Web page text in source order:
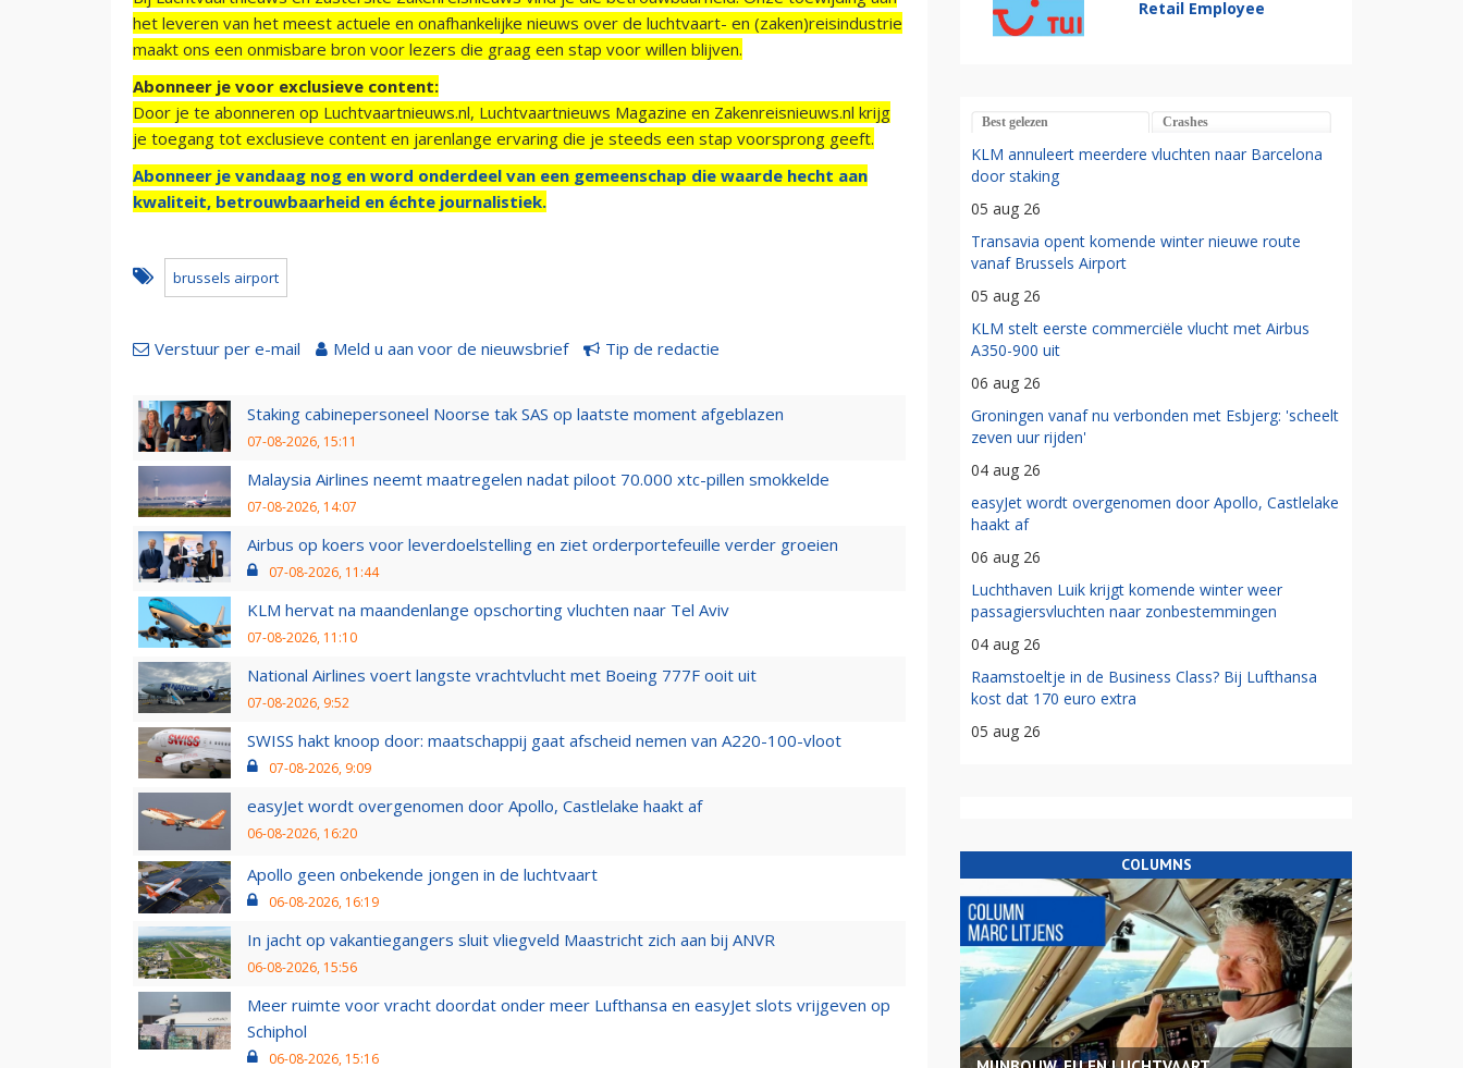
het leveren van het meest actuele en onafhankelijke nieuws over de luchtvaart- en (zaken)reisindustrie
maakt ons een onmisbare bron voor lezers die graag een stap voor willen blijven.
Abonneer je voor exclusieve content:
Door je te abonneren op Luchtvaartnieuws.nl, Luchtvaartnieuws Magazine en Zakenreisnieuws.nl krijg
je toegang tot exclusieve content en jarenlange ervaring die je steeds een stap voorsprong geeft.
Abonneer je vandaag nog en word onderdeel van een gemeenschap die waarde hecht aan
kwaliteit, betrouwbaarheid en échte journalistiek.
brussels airport
Verstuur per e-mail Meld u aan voor de nieuwsbrief Tip de redactie
Staking cabinepersoneel Noorse tak SAS op laatste moment afgeblazen
07-08-2026, 15:11
Malaysia Airlines neemt maatregelen nadat piloot 70.000 xtc-pillen smokkelde
07-08-2026, 14:07
Airbus op koers voor leverdoelstelling en ziet orderportefeuille verder groeien
07-08-2026, 11:44
KLM hervat na maandenlange opschorting vluchten naar Tel Aviv
07-08-2026, 11:10
National Airlines voert langste vrachtvlucht met Boeing 777F ooit uit
07-08-2026, 9:52
SWISS hakt knoop door: maatschappij gaat afscheid nemen van A220-100-vloot
07-08-2026, 9:09
easyJet wordt overgenomen door Apollo, Castlelake haakt af
06-08-2026, 16:20
Apollo geen onbekende jongen in de luchtvaart
06-08-2026, 16:19
In jacht op vakantiegangers sluit vliegveld Maastricht zich aan bij ANVR
06-08-2026, 15:56
Meer ruimte voor vracht doordat onder meer Lufthansa en easyJet slots vrijgeven op
Schiphol
06-08-2026, 15:16
Retail Employee
Best gelezen Crashes
KLM annuleert meerdere vluchten naar Barcelona
door staking
05 aug 26
Transavia opent komende winter nieuwe route
vanaf Brussels Airport
05 aug 26
KLM stelt eerste commerciële vlucht met Airbus
A350-900 uit
06 aug 26
Groningen vanaf nu verbonden met Esbjerg: 'scheelt
zeven uur rijden'
04 aug 26
easyJet wordt overgenomen door Apollo, Castlelake
haakt af
06 aug 26
Luchthaven Luik krijgt komende winter weer
passagiersvluchten naar zonbestemmingen
04 aug 26
Raamstoeltje in de Business Class? Bij Lufthansa
kost dat 170 euro extra
05 aug 26
COLUMNS